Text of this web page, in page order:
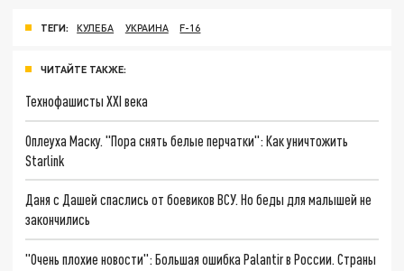
ТЕГИ: КУЛЕБА УКРАИНА F-16
ЧИТАЙТЕ ТАКЖЕ:
Технофашисты XXI века
Оплеуха Маску. "Пора снять белые перчатки": Как уничтожить
Starlink
Даня с Дашей спаслись от боевиков ВСУ. Но беды для малышей не
закончились
"Очень плохие новости": Большая ошибка Palantir в России. Страны